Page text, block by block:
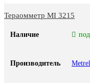
Тераомметр MI 3215
Наличие
Производитель Metrel